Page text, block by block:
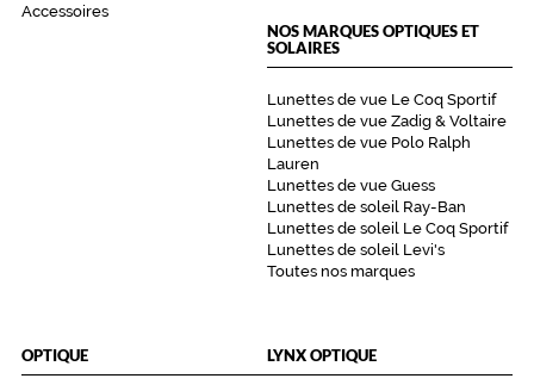
Accessoires
NOS MARQUES OPTIQUES ET
SOLAIRES
Lunettes de vue Le Coq Sportif
Lunettes de vue Zadig & Voltaire
Lunettes de vue Polo Ralph
Lauren
Lunettes de vue Guess
Lunettes de soleil Ray-Ban
Lunettes de soleil Le Coq Sportif
Lunettes de soleil Levi's
Toutes nos marques
OPTIQUE LYNX OPTIQUE